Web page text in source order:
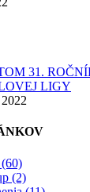
31.
LIGY
(2)